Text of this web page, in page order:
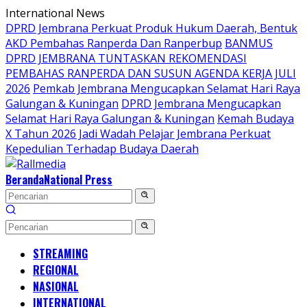
Langsung
ke
konten
International News
DPRD Jembrana Perkuat Produk Hukum Daerah, Bentuk
AKD Pembahas Ranperda Dan Ranperbup BANMUS
DPRD JEMBRANA TUNTASKAN REKOMENDASI
PEMBAHAS RANPERDA DAN SUSUN AGENDA KERJA JULI
2026 Pemkab Jembrana Mengucapkan Selamat Hari Raya
Galungan & Kuningan DPRD Jembrana Mengucapkan
Selamat Hari Raya Galungan & Kuningan Kemah Budaya
X Tahun 2026 Jadi Wadah Pelajar Jembrana Perkuat
Kepedulian Terhadap Budaya Daerah
BerandaNational Press
STREAMING
REGIONAL
NASIONAL
INTERNATIONAL